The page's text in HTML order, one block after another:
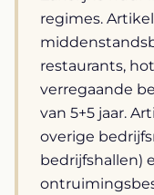
regimes.
restaurants,
verregaande
van 5+5 jaar.
overige
bedrijfshallen)